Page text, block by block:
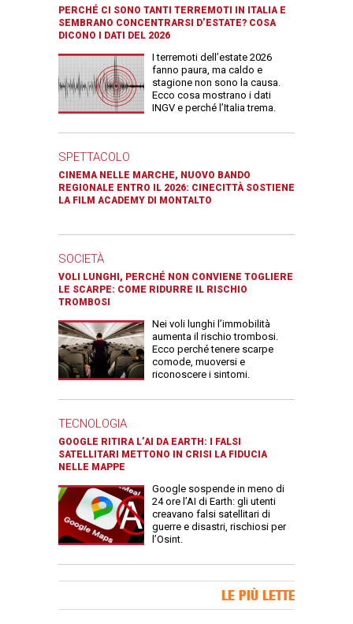
PERCHÉ CI SONO TANTI TERREMOTI IN ITALIA E
SEMBRANO CONCENTRARSI D’ESTATE? COSA
DICONO I DATI DEL 2026
I terremoti dell’estate 2026
fanno paura, ma caldo e
stagione non sono la causa.
Ecco cosa mostrano i dati
INGV e perché l’Italia trema.
SPETTACOLO
CINEMA NELLE MARCHE, NUOVO BANDO
REGIONALE ENTRO IL 2026: CINECITTÀ SOSTIENE
LA FILM ACADEMY DI MONTALTO
SOCIETÀ
VOLI LUNGHI, PERCHÉ NON CONVIENE TOGLIERE
LE SCARPE: COME RIDURRE IL RISCHIO
TROMBOSI
Nei voli lunghi l’immobilità
aumenta il rischio trombosi.
Ecco perché tenere scarpe
comode, muoversi e
riconoscere i sintomi.
TECNOLOGIA
GOOGLE RITIRA L’AI DA EARTH: I FALSI
SATELLITARI METTONO IN CRISI LA FIDUCIA
NELLE MAPPE
Google sospende in meno di
24 ore l’AI di Earth: gli utenti
creavano falsi satellitari di
guerre e disastri, rischiosi per
l’Osint.
LE PIÙ LETTE